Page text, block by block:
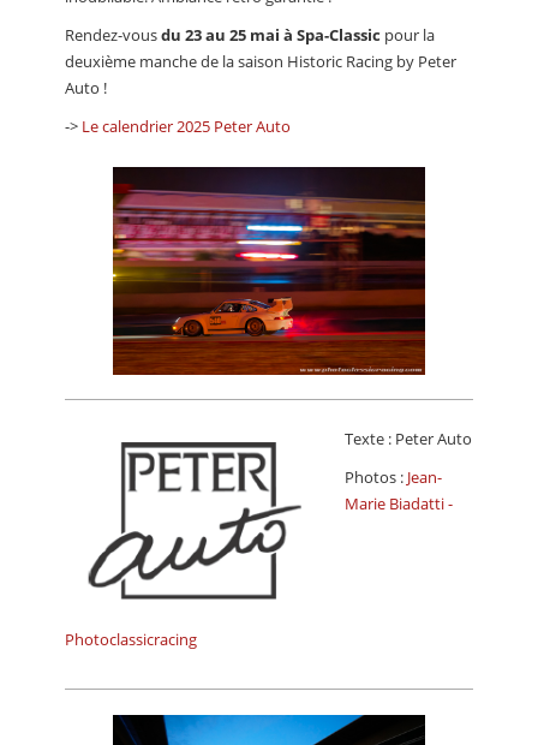
Rendez-vousdu 23 au 25 mai à Spa-Classic pour la
deuxième manche de la saison Historic Racing by Peter
Auto !
-> Le calendrier 2025 Peter Auto
Texte : Peter Auto
Photos : Jean-
Marie Biadatti -
Photoclassicracing